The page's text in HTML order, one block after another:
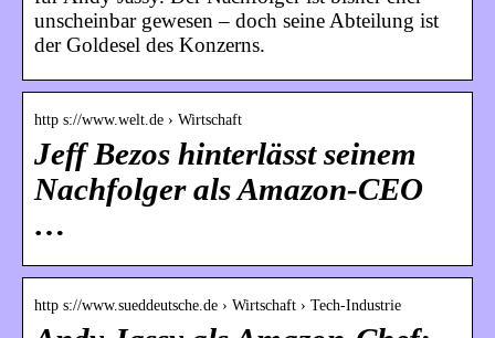
unscheinbar gewesen – doch seine Abteilung ist
der Goldesel des Konzerns.
http s://www.welt.de › Wirtschaft
Jeff Bezos hinterlässt seinem
Nachfolger als Amazon-CEO
…
http s://www.sueddeutsche.de › Wirtschaft › Tech-Industrie